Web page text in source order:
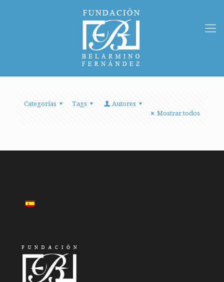
Categorías Tags
Autores
Mostrar todos